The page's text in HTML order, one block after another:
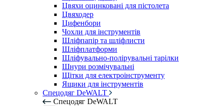
Цвяхи оцинковані для пістолета
Цвяходер
Цифенбори
Чохли для інструментів
Шліфпапір та шліфлисти
Шліфплатформи
Шліфувально-полірувальні тарілки
Шнури розмічувальні
Щітки для електроінструменту
Ящики для інструментів
Спецодяг DeWALT
Спецодяг DeWALT